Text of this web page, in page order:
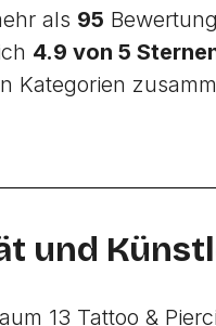
als 95
4.9 von 5
Kategorien
und
13 Tattoo &